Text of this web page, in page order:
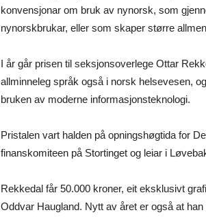
konvensjonar om bruk av nynorsk, som
nynorskbrukar, eller som skaper større
I år går prisen til seksjonsoverlege Ottar
allminneleg språk også i norsk helsevesen,
bruken av moderne informasjonsteknologi.
Pristalen vart halden på opningshøgtida for
finanskomiteen på Stortinget og leiar i
Rekkedal får 50.000 kroner, eit eksklusivt
Oddvar Haugland. Nytt av året er også at